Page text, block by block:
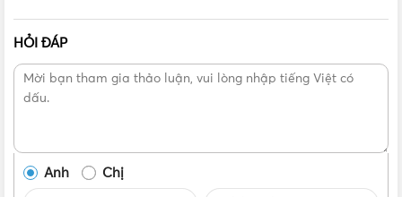
Hình ảnh thực tế từng màu ánh sáng có thể thay đổi trên Đèn
HỎI ĐÁP
Anh Chị